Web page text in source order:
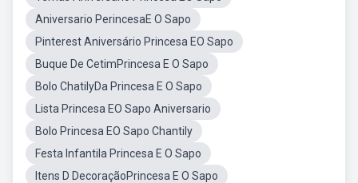
Aniversario PerincesaE O Sapo
Pinterest Aniversário Princesa EO Sapo
Buque De CetimPrincesa E O Sapo
Bolo ChatilyDa Princesa E O Sapo
Lista Princesa EO Sapo Aniversario
Bolo Princesa EO Sapo Chantily
Festa Infantila Princesa E O Sapo
Itens D DecoraçãoPrincesa E O Sapo